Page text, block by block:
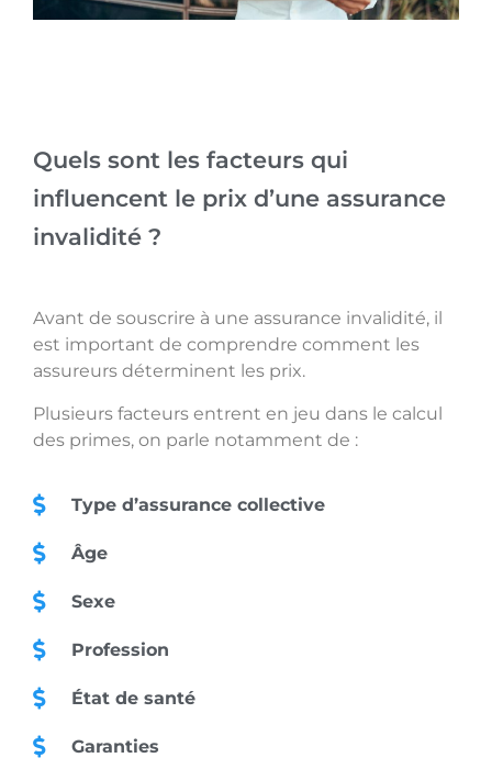
Quels sont les facteurs qui
influencent le prix d’une assurance
invalidité ?
Avant de souscrire à une assurance invalidité, il
est important de comprendre comment les
assureurs déterminent les prix.
Plusieurs facteurs entrent en jeu dans le calcul
des primes, on parle notamment de :
Type d’assurance collective
Âge
Sexe
Profession
État de santé
Garanties